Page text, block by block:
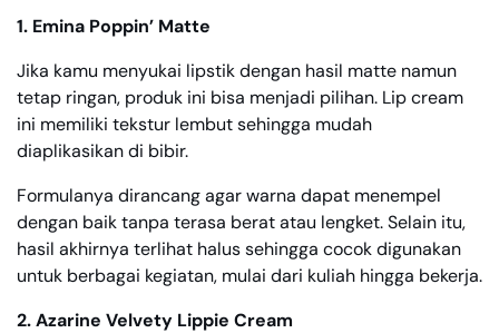
1. Emina Poppin’ Matte
Jika kamu menyukai lipstik dengan hasil matte namun
tetap ringan, produk ini bisa menjadi pilihan. Lip cream
ini memiliki tekstur lembut sehingga mudah
diaplikasikan di bibir.
Formulanya dirancang agar warna dapat menempel
dengan baik tanpa terasa berat atau lengket. Selain itu,
hasil akhirnya terlihat halus sehingga cocok digunakan
untuk berbagai kegiatan, mulai dari kuliah hingga bekerja.
2. Azarine Velvety Lippie Cream